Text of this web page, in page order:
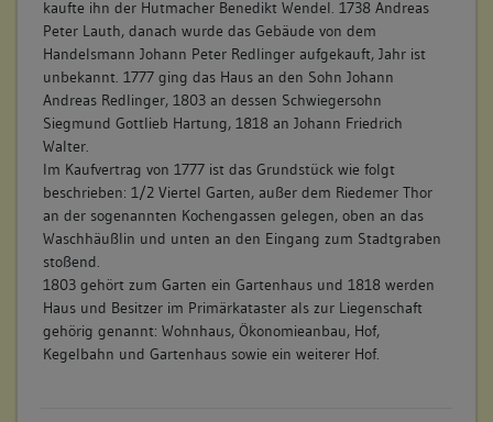
kaufte ihn der Hutmacher Benedikt Wendel. 1738 Andreas
Peter Lauth, danach wurde das Gebäude von dem
Handelsmann Johann Peter Redlinger aufgekauft, Jahr ist
unbekannt. 1777 ging das Haus an den Sohn Johann
Andreas Redlinger, 1803 an dessen Schwiegersohn
Siegmund Gottlieb Hartung, 1818 an Johann Friedrich
Walter.
Im Kaufvertrag von 1777 ist das Grundstück wie folgt
beschrieben: 1/2 Viertel Garten, außer dem Riedemer Thor
an der sogenannten Kochengassen gelegen, oben an das
Waschhäußlin und unten an den Eingang zum Stadtgraben
stoßend.
1803 gehört zum Garten ein Gartenhaus und 1818 werden
Haus und Besitzer im Primärkataster als zur Liegenschaft
gehörig genannt: Wohnhaus, Ökonomieanbau, Hof,
Kegelbahn und Gartenhaus sowie ein weiterer Hof.